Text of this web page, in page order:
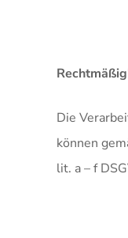
Die
können
lit. a – f